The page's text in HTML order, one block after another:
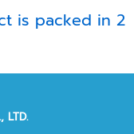
is packed in 2
LTD.